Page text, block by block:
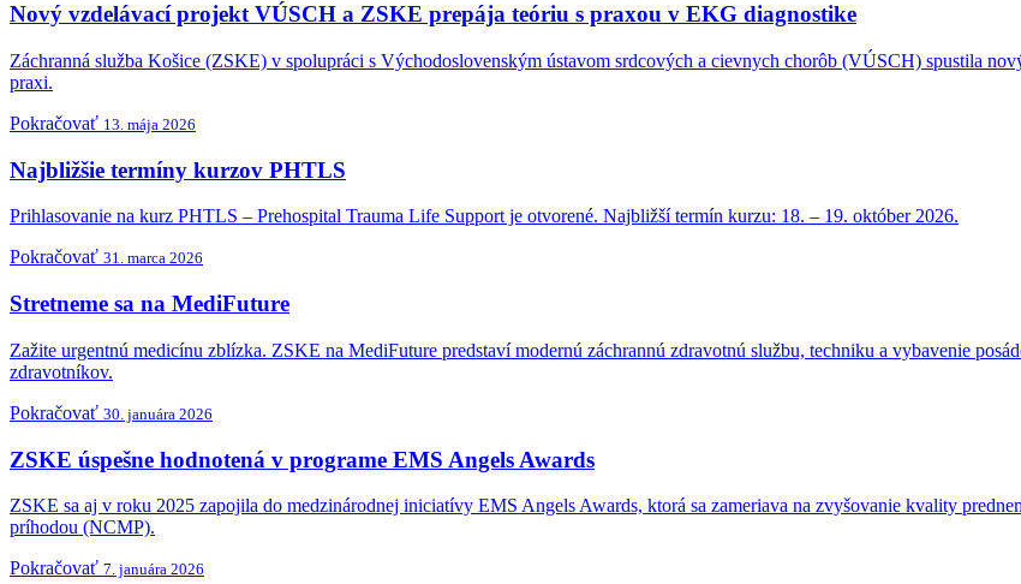
Nový vzdelávací projekt VÚSCH a ZSKE prepája teóriu s praxou v EKG diagnostike
Záchranná služba Košice (ZSKE) v spolupráci s Východoslovenským ústavom srdcových a cievnych chorôb (VÚSCH) spustila
praxi.
Pokračovať 13. mája 2026
Najbližšie termíny kurzov PHTLS
Prihlasovanie na kurz PHTLS – Prehospital Trauma Life Support je otvorené. Najbližší termín kurzu: 18. – 19. október 2026.
Pokračovať 31. marca 2026
Stretneme sa na MediFuture
Zažite urgentnú medicínu zblízka. ZSKE na MediFuture predstaví modernú záchrannú zdravotnú službu, techniku a vybavenie
zdravotníkov.
Pokračovať 30. januára 2026
ZSKE úspešne hodnotená v programe EMS Angels Awards
ZSKE sa aj v roku 2025 zapojila do medzinárodnej iniciatívy EMS Angels Awards, ktorá sa zameriava na zvyšovanie kvality
príhodou (NCMP).
Pokračovať 7. januára 2026